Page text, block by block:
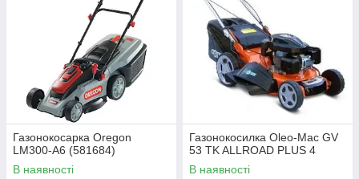
Газонокосарка Oregon
LM300-A6 (581684)
В наявності
Газонокосилка Оlео-Маc GV
53 TK ALLROAD PLUS 4
В наявності